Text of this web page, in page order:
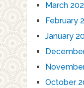
March
February
January
October